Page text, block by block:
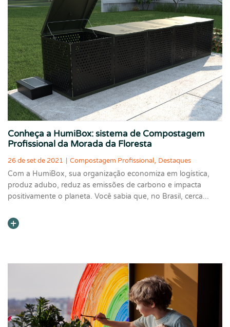
Conheça a HumiBox: sistema de Compostagem
Profissional da Morada da Floresta
26 de set de 2021 | Compostagem Profissional, Destaques
Com a HumiBox, sua organização economiza em logística,
produz adubo, reduz as emissões de carbono e impacta
positivamente o planeta. Você sabia que, no Brasil, cerca